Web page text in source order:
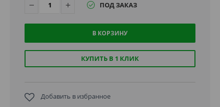
ПОД ЗАКАЗ
В КОРЗИНУ
КУПИТЬ В 1 КЛИК
Добавить в избранное